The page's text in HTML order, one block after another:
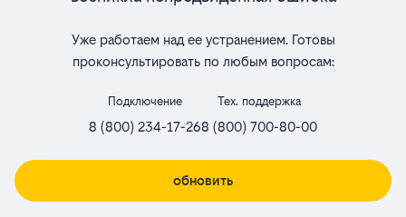
Уже работаем над ее устранением. Готовы
проконсультировать по любым вопросам:
Подключение
8 (800) 234-17-26
Тех. поддержка
8 (800) 700-80-00
обновить